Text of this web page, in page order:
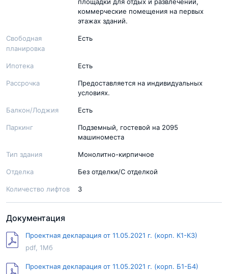
площадки для отдых и развлечений,
коммерческие помещения на первых
этажах зданий.
Свободная
планировка
Есть
Ипотека Есть
Рассрочка
Предоставляется на индивидуальных
условиях.
Балкон/Лоджия Есть
Паркинг
Подземный, гостевой на 2095
машиноместа
Тип здания Монолитно-кирпичное
Отделка Без отделки/С отделкой
Количество лифтов 3
Документация
Проектная декларация от 11.05.2021 г. (корп. К1-К3)
pdf, 1Мб
Проектная декларация от 11.05.2021 г. (корп. Б1-Б4)